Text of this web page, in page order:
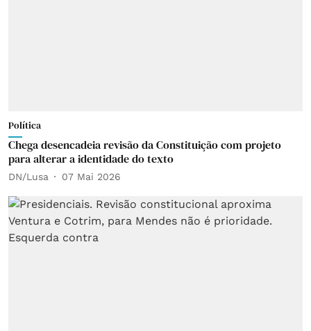
Política
Chega desencadeia revisão da Constituição com projeto
para alterar a identidade do texto
DN/Lusa 07 Mai 2026